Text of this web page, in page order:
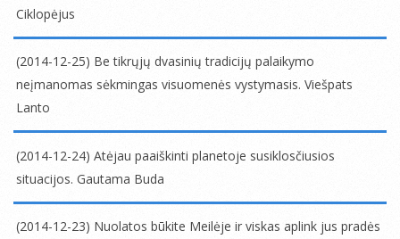
27
Ciklopėjus
2014-
12-
26
(2014-12-25) Be tikrųjų dvasinių tradicijų palaikymo
neįmanomas sėkmingas visuomenės vystymasis. Viešpats
Lanto
2014-
12-
25
(2014-12-24) Atėjau paaiškinti planetoje susiklosčiusios
situacijos. Gautama Buda
2014-
12-
(2014-12-23) Nuolatos būkite Meilėje ir viskas aplink jus pradės